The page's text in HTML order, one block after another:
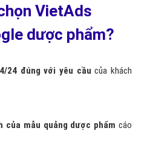
VietAds
dược phẩm?
24 đúng với yêu cầu của khách
của mẫu quảng dược phẩm cáo